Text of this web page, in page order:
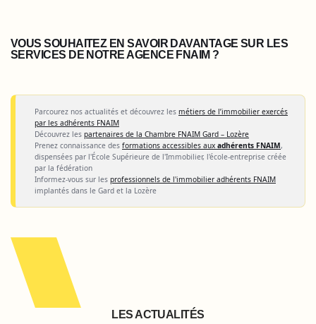
VOUS SOUHAITEZ EN SAVOIR DAVANTAGE SUR LES
SERVICES DE NOTRE AGENCE FNAIM ?
Parcourez nos actualités et découvrez les métiers de l’immobilier exercés
par les adhérents FNAIM
Découvrez les partenaires de la Chambre FNAIM Gard – Lozère
Prenez connaissance des formations accessibles aux adhérents FNAIM,
dispensées par l'École Supérieure de l'Immobilier, l'école-entreprise créée
par la fédération
Informez-vous sur les professionnels de l'immobilier adhérents FNAIM
implantés dans le Gard et la Lozère
LES ACTUALITÉS